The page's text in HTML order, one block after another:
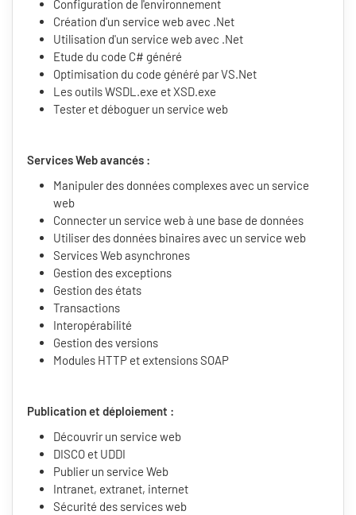
Configuration de l'environnement
Création d'un service web avec .Net
Utilisation d'un service web avec .Net
Etude du code C# généré
Optimisation du code généré par VS.Net
Les outils WSDL.exe et XSD.exe
Tester et déboguer un service web
Services Web avancés :
Manipuler des données complexes avec un service
web
Connecter un service web à une base de données
Utiliser des données binaires avec un service web
Services Web asynchrones
Gestion des exceptions
Gestion des états
Transactions
Interopérabilité
Gestion des versions
Modules HTTP et extensions SOAP
Publication et déploiement :
Découvrir un service web
DISCO et UDDI
Publier un service Web
Intranet, extranet, internet
Sécurité des services web